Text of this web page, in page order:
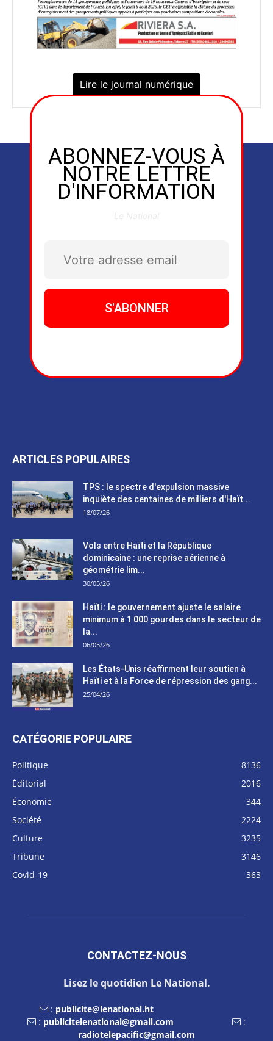
Lire le journal numérique
ABONNEZ-VOUS À
NOTRE LETTRE
D'INFORMATION
ARTICLES POPULAIRES
TPS : le spectre d'expulsion massive
inquiète des centaines de milliers d'Haït...
18/07/26
Vols entre Haïti et la République
dominicaine : une reprise aérienne à
géométrie lim...
30/05/26
Haïti : le gouvernement ajuste le salaire
minimum à 1 000 gourdes dans le secteur de
la...
06/05/26
Les États-Unis réaffirment leur soutien à
Haïti et à la Force de répression des gang...
25/04/26
CATÉGORIE POPULAIRE
Politique
8136
Éditorial
2016
Économie
344
Société
2224
Culture
3235
Tribune
3146
Covid-19
363
CONTACTEZ-NOUS
Lisez le quotidien Le National.
: publicite@lenational.ht
: publicitelenational@gmail.com
:
radiotelepacific@gmail.com